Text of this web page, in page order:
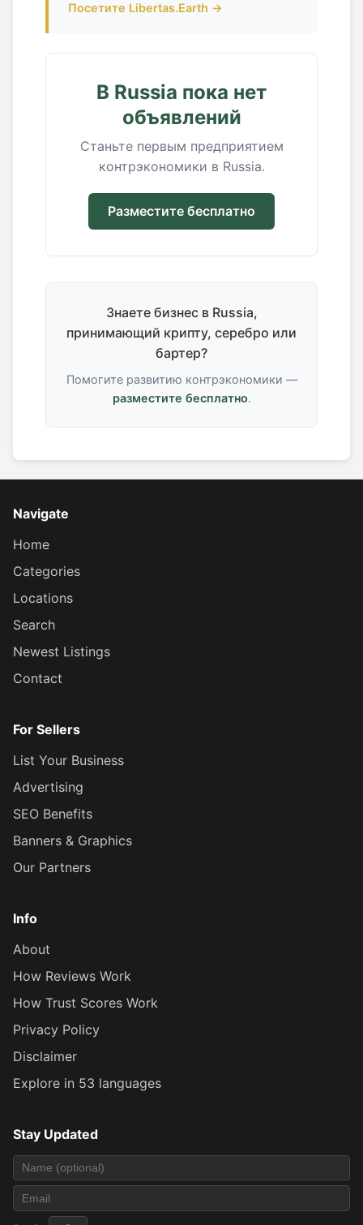
Посетите Libertas.Earth →
В Russia пока нет
объявлений
Станьте первым предприятием
контрэкономики в Russia.
Разместите бесплатно
Знаете бизнес в Russia,
принимающий крипту, серебро или
бартер?
Помогите развитию контрэкономики —
разместите бесплатно.
Navigate
Home
Categories
Locations
Search
Newest Listings
Contact
For Sellers
List Your Business
Advertising
SEO Benefits
Banners & Graphics
Our Partners
Info
About
How Reviews Work
How Trust Scores Work
Privacy Policy
Disclaimer
Explore in 53 languages
Stay Updated